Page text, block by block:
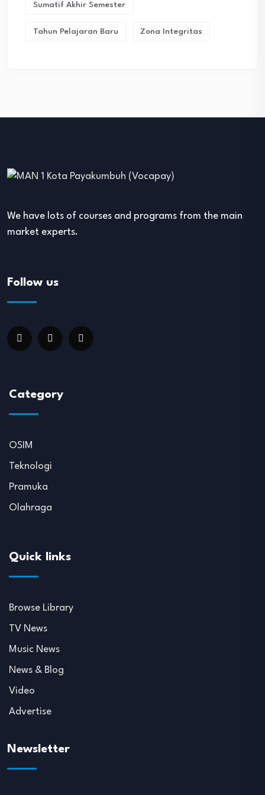
Sumatif Akhir Semester
Tahun Pelajaran Baru Zona Integritas
We have lots of courses and programs from the main
market experts.
Follow us
Category
OSIM
Teknologi
Pramuka
Olahraga
Quick links
Browse Library
TV News
Music News
News & Blog
Video
Advertise
Newsletter